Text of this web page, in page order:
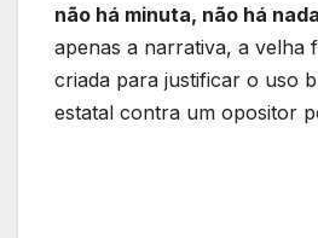
não há minuta, não há nada
apenas a narrativa, a velha
criada para justificar o uso
estatal contra um opositor